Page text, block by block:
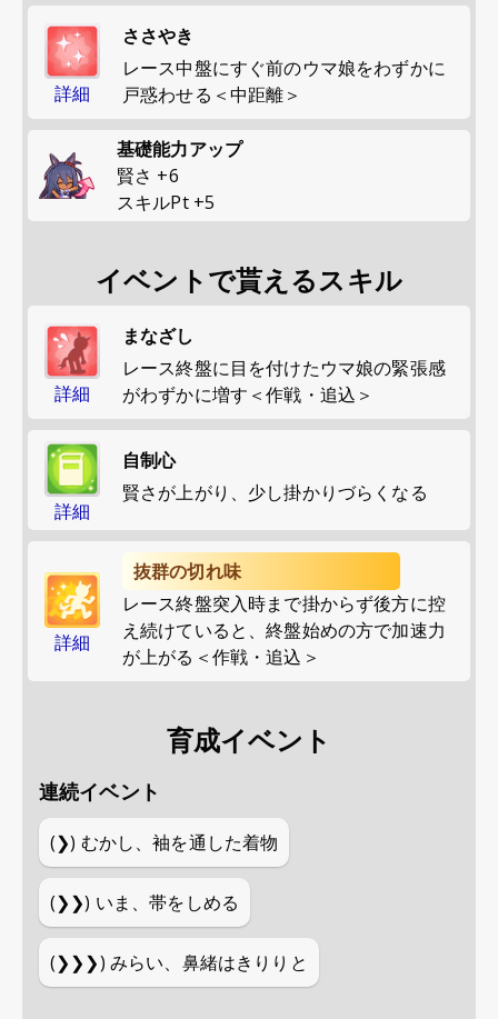
詳細
ささやき
レース中盤にすぐ前のウマ娘をわずかに
戸惑わせる＜中距離＞
基礎能力アップ
賢さ +6
スキルPt+5
イベントで貰えるスキル
詳細
まなざし
レース終盤に目を付けたウマ娘の緊張感
がわずかに増す＜作戦・追込＞
詳細
自制心
賢さが上がり、少し掛かりづらくなる
詳細
抜群の切れ味
レース終盤突入時まで掛からず後方に控
え続けていると、終盤始めの方で加速力
が上がる＜作戦・追込＞
育成イベント
連続イベント
(❯) むかし、袖を通した着物
(❯❯) いま、帯をしめる
(❯❯❯) みらい、鼻緒はきりりと